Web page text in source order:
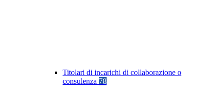
Titolari di incarichi di collaborazione o
consulenza 78